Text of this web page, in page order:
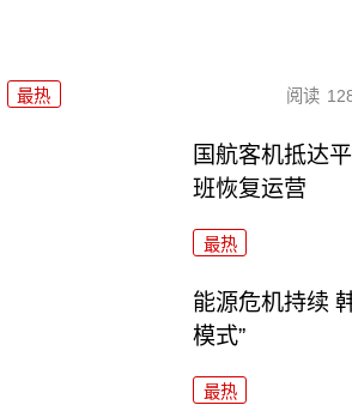
最热 阅读
国航客机抵达
班恢复运营
最热
能源危机持续
模式”
最热